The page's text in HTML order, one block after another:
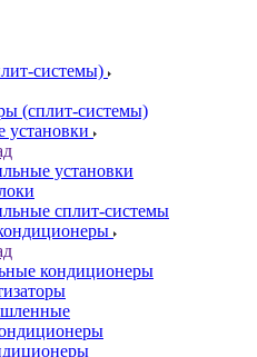
системы)
(сплит-системы)
установки
установки
сплит-системы
кондиционеры